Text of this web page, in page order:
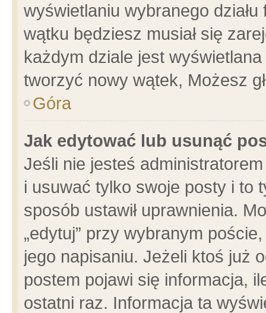
wyświetlaniu wybranego
wątku będziesz musiał się
każdym dziale jest
tworzyć nowy wątek, Możesz
Góra
Jak edytować lub usunąć
Jeśli nie jesteś
i usuwać tylko swoje posty i to
sposób ustawił uprawnienia.
„edytuj” przy wybranym
jego napisaniu. Jeżeli ktoś już
postem pojawi się informacja,
ostatni raz. Informacja ta